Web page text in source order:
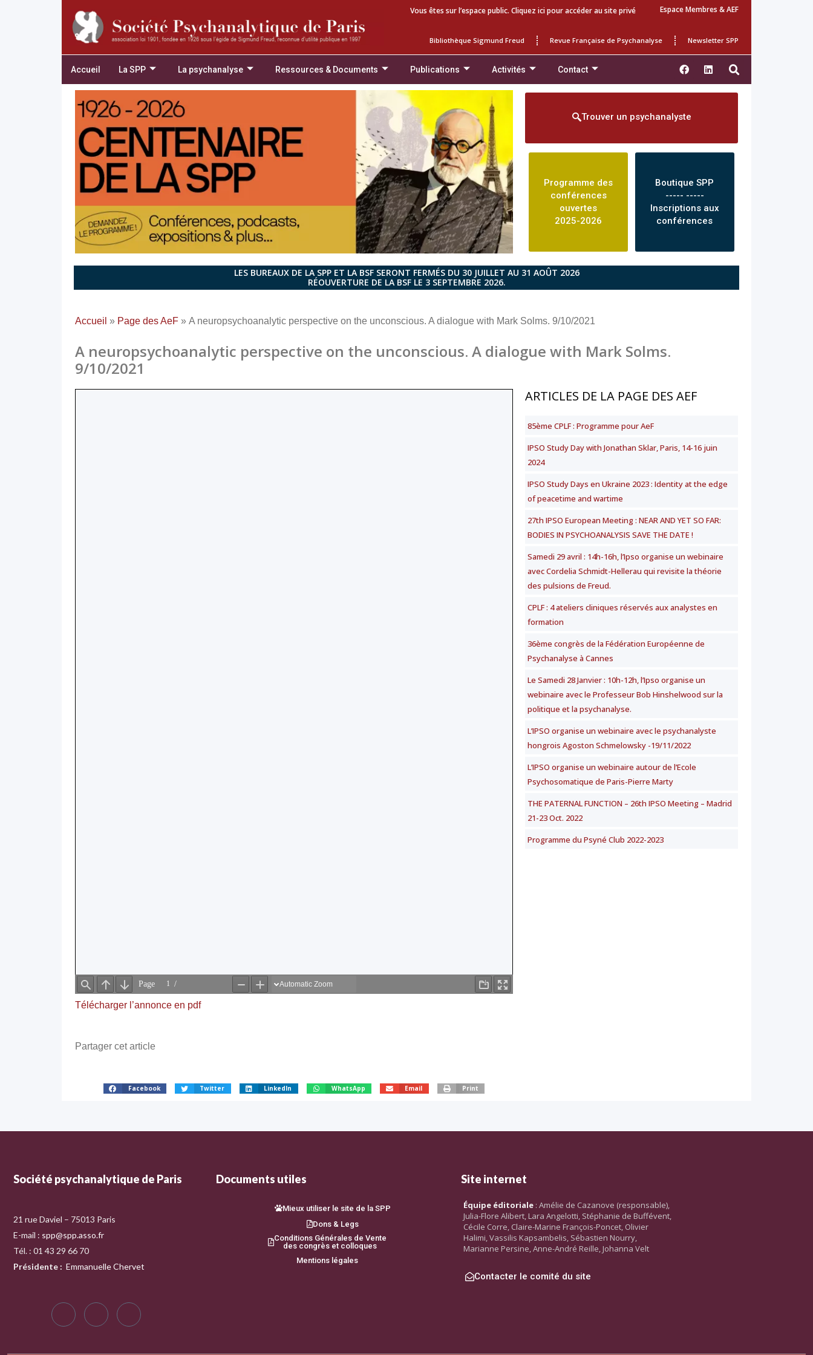
Vous êtes sur l’espace public. Cliquez ici pour accéder au site privé Espace Membres & AEF
Bibliothèque Sigmund Freud Revue Française de Psychanalyse Newsletter SPP
Accueil La SPP La psychanalyse Ressources & Documents Publications Activités Contact
Trouver un psychanalyste
Programme des
conférences
ouvertes
2025-2026
Boutique SPP
----- -----
Inscriptions aux
conférences
LES BUREAUX DE LA SPP ET LA BSF SERONT FERMÉS DU 30 JUILLET AU 31 AOÛT 2026
RÉOUVERTURE DE LA BSF LE 3 SEPTEMBRE 2026.
Accueil » Page des AeF » A neuropsychoanalytic perspective on the unconscious. A dialogue with Mark Solms. 9/10/2021
A neuropsychoanalytic perspective on the unconscious. A dialogue with Mark Solms.
9/10/2021
Télécharger l’annonce en pdf
Partager cet article
Facebook Twitter LinkedIn WhatsApp Email Print
ARTICLES DE LA PAGE DES AEF
85ème CPLF : Programme pour AeF
IPSO Study Day with Jonathan Sklar, Paris, 14-16 juin
2024
IPSO Study Days en Ukraine 2023 : Identity at the edge
of peacetime and wartime
27th IPSO European Meeting : NEAR AND YET SO FAR:
BODIES IN PSYCHOANALYSIS SAVE THE DATE !
Samedi 29 avril : 14h-16h, l’Ipso organise un webinaire
avec Cordelia Schmidt-Hellerau qui revisite la théorie
des pulsions de Freud.
CPLF : 4 ateliers cliniques réservés aux analystes en
formation
36ème congrès de la Fédération Européenne de
Psychanalyse à Cannes
Le Samedi 28 Janvier : 10h-12h, l’Ipso organise un
webinaire avec le Professeur Bob Hinshelwood sur la
politique et la psychanalyse.
L’IPSO organise un webinaire avec le psychanalyste
hongrois Agoston Schmelowsky -19/11/2022
L’IPSO organise un webinaire autour de l’Ecole
Psychosomatique de Paris-Pierre Marty
THE PATERNAL FUNCTION – 26th IPSO Meeting – Madrid
21-23 Oct. 2022
Programme du Psyné Club 2022-2023
Société psychanalytique de Paris
21 rue Daviel – 75013 Paris
E-mail : spp@spp.asso.fr
Tél. : 01 43 29 66 70
Présidente : Emmanuelle Chervet
Documents utiles
Mieux utiliser le site de la SPP
Dons & Legs
Conditions Générales de Vente
des congrès et colloques
Mentions légales
Site internet
Équipe éditoriale : Amélie de Cazanove (responsable),
Julia-Flore Alibert, Lara Angelotti, Stéphanie de Buffévent,
Cécile Corre, Claire-Marine François-Poncet, Olivier
Halimi, Vassilis Kapsambelis, Sébastien Nourry,
Marianne Persine, Anne-André Reille, Johanna Velt
Contacter le comité du site